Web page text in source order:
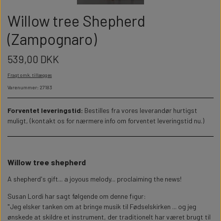
PERSONLIGE LED LAMPER
FLASKER MED LYS
FORKLÆDER MED TEKST
GAVEÆSKER I TRÆ
TERMOKRUS MED PRINT
STUDENT
WILLOW TREE OPHÆNG
BADEVÆRELSET
TEKST OG BOGSTAVER
WALLSTICKERS
STUEN
Willow tree Shepherd
(Zampognaro)
539,00 DKK
Fragt omk. tillægges
Varenummer: 27183
Forventet leveringstid: Bestilles fra vores leverandør hurtigst
muligt, (kontakt os for nærmere info om forventet leveringstid nu.)
Willow tree shepherd
A shepherd's gift... a joyous melody... proclaiming the news!
Susan Lordi har sagt følgende om denne figur:
"Jeg elsker tanken om at bringe musik til Fødselskirken ... og jeg
ønskede at skildre et instrument, der traditionelt har været brugt til